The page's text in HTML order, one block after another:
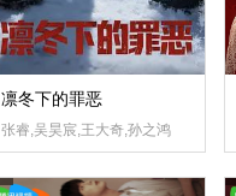
凛冬下的罪恶
张睿,吴昊宸,王大奇,孙之鸿